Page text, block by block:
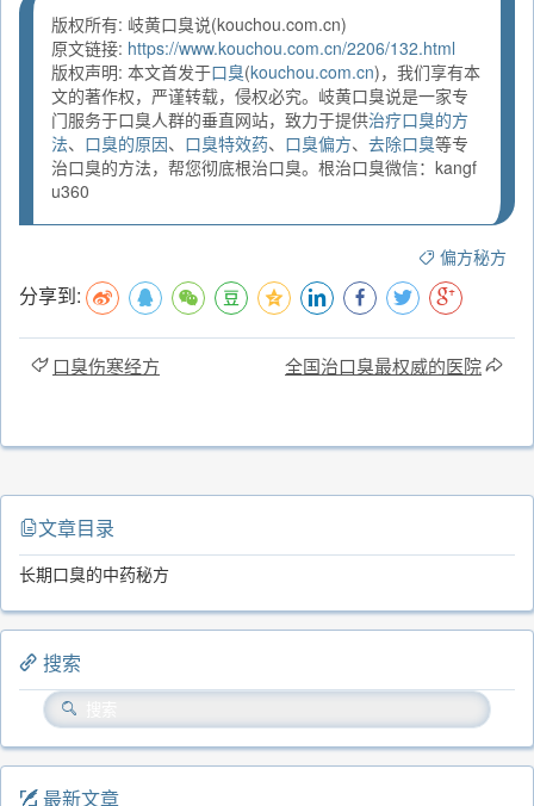
版权所有: 岐黄口臭说(kouchou.com.cn)
原文链接: https://www.kouchou.com.cn/2206/132.html
版权声明: 本文首发于口臭(kouchou.com.cn)，我们享有本
文的著作权，严谨转载，侵权必究。岐黄口臭说是一家专
门服务于口臭人群的垂直网站，致力于提供治疗口臭的方
法、 口臭的原因、 口臭特效药、 口臭偏方、 去除口臭等专
治口臭的方法，帮您彻底根治口臭。根治口臭微信：kangf
u360
偏方秘方
分享到:
口臭伤寒经方 全国治口臭最权威的医院
文章目录
长期口臭的中药秘方
搜索
最新文章